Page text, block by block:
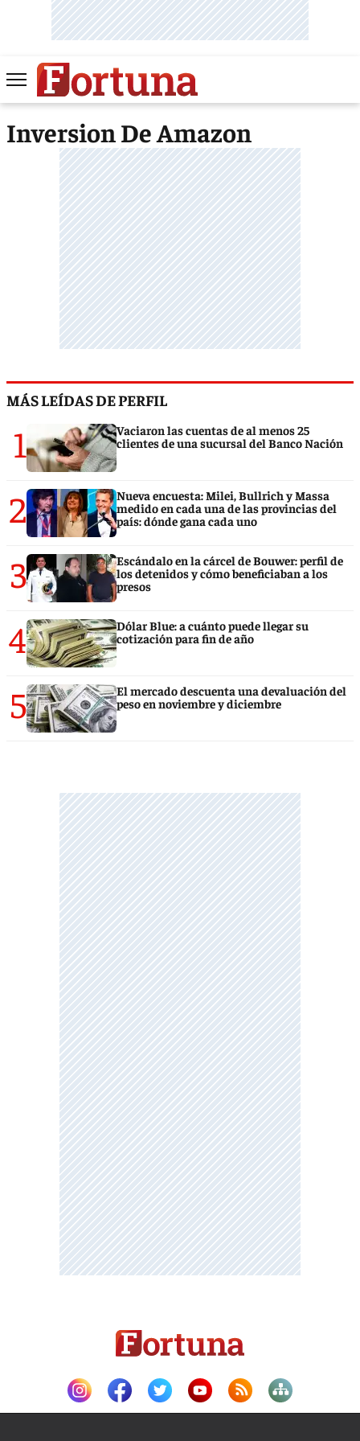
Inversion De Amazon
MÁS LEÍDAS DE PERFIL
1
Vaciaron las cuentas de al menos 25
clientes de una sucursal del Banco Nación
2
Nueva encuesta: Milei, Bullrich y Massa
medido en cada una de las provincias del
país: dónde gana cada uno
3
Escándalo en la cárcel de Bouwer: perfil de
los detenidos y cómo beneficiaban a los
presos
4
Dólar Blue: a cuánto puede llegar su
cotización para fin de año
5
El mercado descuenta una devaluación del
peso en noviembre y diciembre